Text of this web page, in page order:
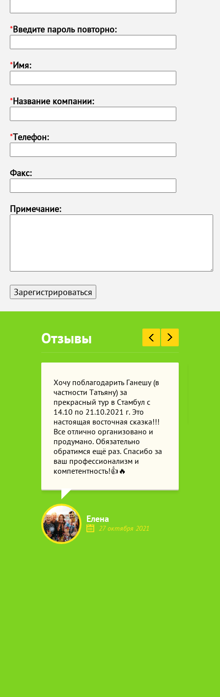
*Введите пароль повторно:
*Имя:
*Название компании:
*Телефон:
Факс:
Примечание:
Отзывы
Хочу поблагодарить Ганешу (в
частности Татьяну) за
прекрасный тур в Стамбул с
14.10 по 21.10.2021 г. Это
настоящая восточная сказка!!!
Все отлично организовано и
продумано. Обязательно
обратимся ещё раз. Спасибо за
ваш профессионализм и
компетентность!👍🔥
Елена
27 октября 2021